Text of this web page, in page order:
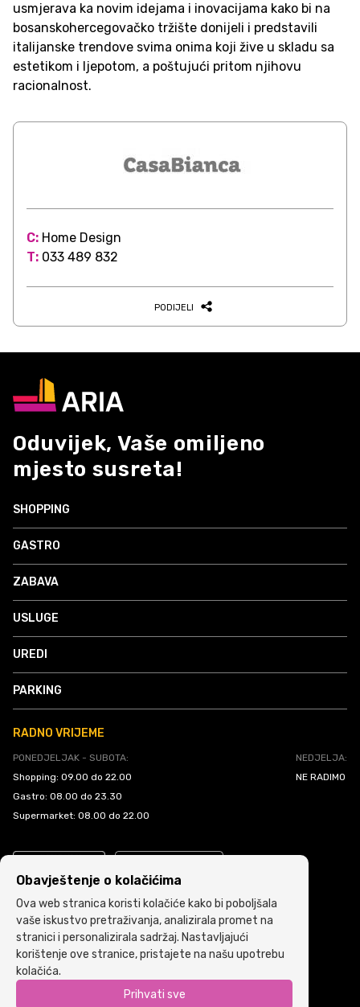
usmjerava ka novim idejama i inovacijama kako bi na
bosanskohercegovačko tržište donijeli i predstavili
italijanske trendove svima onima koji žive u skladu sa
estetikom i ljepotom, a poštujući pritom njihovu
racionalnost.
C: Home Design
T: 033 489 832
PODIJELI
Oduvijek, Vaše omiljeno
mjesto susreta!
SHOPPING
GASTRO
ZABAVA
USLUGE
UREDI
PARKING
RADNO VRIJEME
PONEDJELJAK - SUBOTA:
Shopping: 09.00 do 22.00
Gastro: 08.00 do 23.30
Supermarket: 08.00 do 22.00
NEDJELJA:
NE RADIMO
Politika kolačića Uslovi i pravila korištenja
Copyright © 2022 ARIA | Sva prava zadržana
Obavještenje o kolačićima
Ova web stranica koristi kolačiće kako bi poboljšala
vaše iskustvo pretraživanja, analizirala promet na
stranici i personalizirala sadržaj. Nastavljajući
korištenje ove stranice, pristajete na našu upotrebu
kolačića.
Prihvati sve